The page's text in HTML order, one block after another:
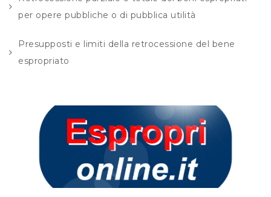
per opere pubbliche o di pubblica utilità
Presupposti e limiti della retrocessione del bene
espropriato